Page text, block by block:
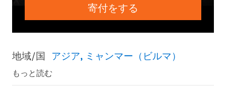
寄付をする
地域/国 アジア ミャンマー（ビルマ）
もっと読む